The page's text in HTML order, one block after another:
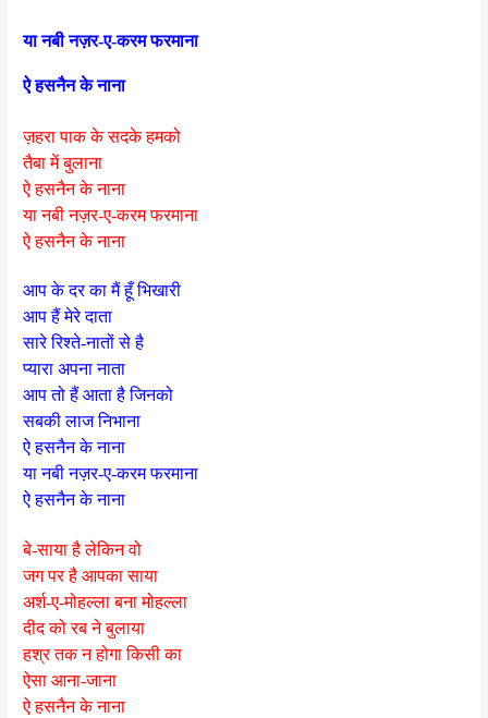
या नबी नज़र-ए-करम फरमाना
ऐ हसनैन के नाना
ज़हरा पाक के सदके हमको
तैबा में बुलाना
ऐ हसनैन के नाना
या नबी नज़र-ए-करम फरमाना
ऐ हसनैन के नाना
आप के दर का मैं हूँ भिखारी
आप हैं मेरे दाता
सारे रिश्ते-नातों से है
प्यारा अपना नाता
आप तो हैं आता है जिनको
सबकी लाज निभाना
ऐ हसनैन के नाना
या नबी नज़र-ए-करम फरमाना
ऐ हसनैन के नाना
बे-साया है लेकिन वो
जग पर है आपका साया
अर्श-ए-मोहल्ला बना मोहल्ला
दीद को रब ने बुलाया
हश्र तक न होगा किसी का
ऐसा आना-जाना
ऐ हसनैन के नाना